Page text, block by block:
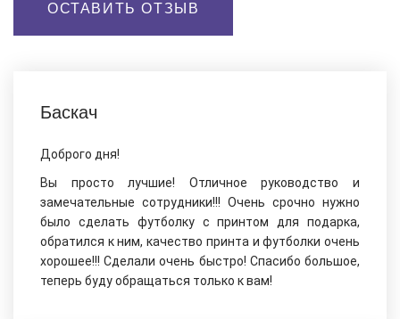
ОСТАВИТЬ ОТЗЫВ
Баскач
Доброго дня!
Вы просто лучшие! Отличное руководство и
замечательные сотрудники!!! Очень срочно нужно
было сделать футболку с принтом для подарка,
обратился к ним, качество принта и футболки очень
хорошее!!! Сделали очень быстро! Спасибо большое,
теперь буду обращаться только к вам!